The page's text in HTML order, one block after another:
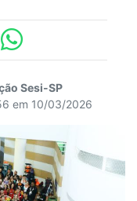
Sesi-SP
em 10/03/2026